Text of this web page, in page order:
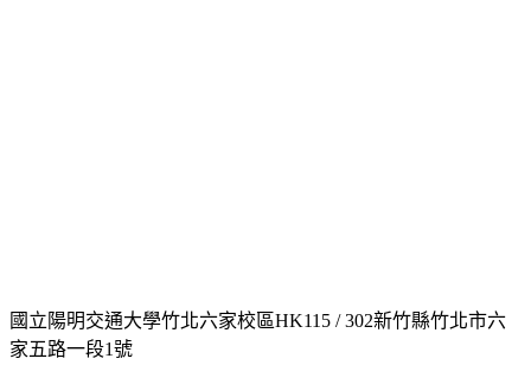
國立陽明交通大學竹北六家校區HK115 / 302新竹縣竹北市六
家五路一段1號